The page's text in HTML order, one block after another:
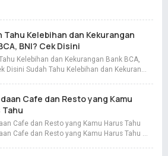
Tahu Kelebihan dan Kekurangan
BNI? Cek Disini
Kelebihan dan Kekurangan Bank BCA,
Disini Sudah Tahu Kelebihan dan Kekuran…
Cafe dan Resto yang Kamu
Tahu
Cafe dan Resto yang Kamu Harus Tahu
Cafe dan Resto yang Kamu Harus Tahu …